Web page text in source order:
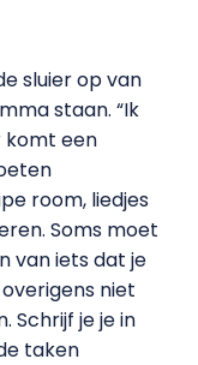
sluier op van
staan. “Ik
komt een
room, liedjes
Soms moet
van iets dat je
niet
Schrijf je je in
taken